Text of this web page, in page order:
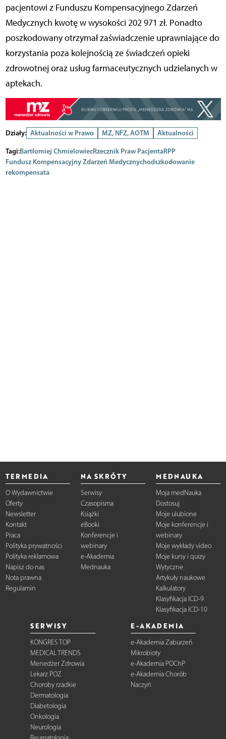
pacjentowi z Funduszu Kompensacyjnego Zdarzeń
Medycznych kwotę w wysokości 202 971 zł. Ponadto
poszkodowany otrzymał zaświadczenie uprawniające do
korzystania poza kolejnością ze świadczeń opieki
zdrowotnej oraz usług farmaceutycznych udzielanych w
aptekach.
Działy: Aktualności w Prawo MZ, NFZ, AOTM
Aktualności
Tagi:Bartłomiej ChmielowiecRzecznik Praw PacjentaRPP
Fundusz Kompensacyjny Zdarzeń Medycznychodszkodowanie
rekompensata
TERMEDIA
O Wydawnictwie
Oferty
Newsletter
Kontakt
Praca
Polityka prywatności
Polityka reklamowa
Napisz do nas
Nota prawna
Regulamin
NA SKRÓTY
Serwisy
Czasopisma
Książki
eBooki
Konferencje i
webinary
e-Akademia
Mednauka
MEDNAUKA
Moja medNauka
Dostosuj
Moje ulubione
Moje konferencje i
webinary
Moje wykłady video
Moje kursy i quizy
Wytyczne
Artykuły naukowe
Kalkulatory
Klasyfikacja ICD-9
Klasyfikacja ICD-10
SERWISY
KONGRES TOP
MEDICAL TRENDS
Menedżer Zdrowia
Lekarz POZ
Choroby rzadkie
Dermatologia
Diabetologia
Onkologia
Neurologia
E-AKADEMIA
e-Akademia Zaburzeń
Mikrobioty
e-Akademia POChP
e-Akademia Chorób
Naczyń